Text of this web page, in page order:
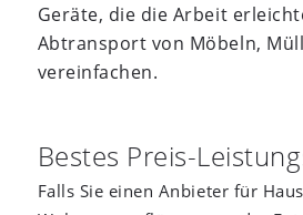
Geräte, die die Arbeit
Abtransport von Möbeln,
vereinfachen.
Bestes Preis-
Falls Sie einen Anbieter für